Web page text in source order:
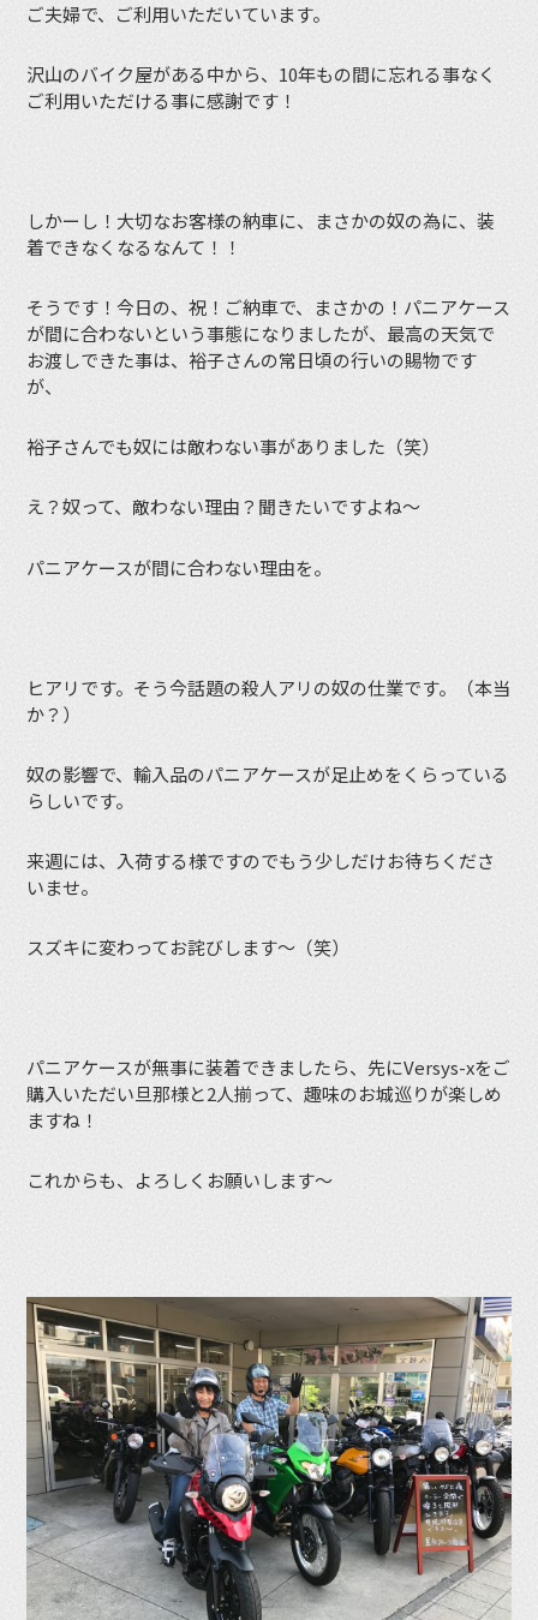
ご夫婦で、ご利用いただいています。
沢山のバイク屋がある中から、10年もの間に忘れる事なく
ご利用いただける事に感謝です！
しかーし！大切なお客様の納車に、まさかの奴の為に、装
着できなくなるなんて！！
そうです！今日の、祝！ご納車で、まさかの！パニアケース
が間に合わないという事態になりましたが、最高の天気で
お渡しできた事は、裕子さんの常日頃の行いの賜物です
が、
裕子さんでも奴には敵わない事がありました（笑）
え？奴って、敵わない理由？聞きたいですよね〜
パニアケースが間に合わない理由を。
ヒアリです。そう今話題の殺人アリの奴の仕業です。（本当
か？）
奴の影響で、輸入品のパニアケースが足止めをくらっている
らしいです。
来週には、入荷する様ですのでもう少しだけお待ちくださ
いませ。
スズキに変わってお詫びします〜（笑）
パニアケースが無事に装着できましたら、先にVersys-xをご
購入いただい旦那様と2人揃って、趣味のお城巡りが楽しめ
ますね！
これからも、よろしくお願いします〜